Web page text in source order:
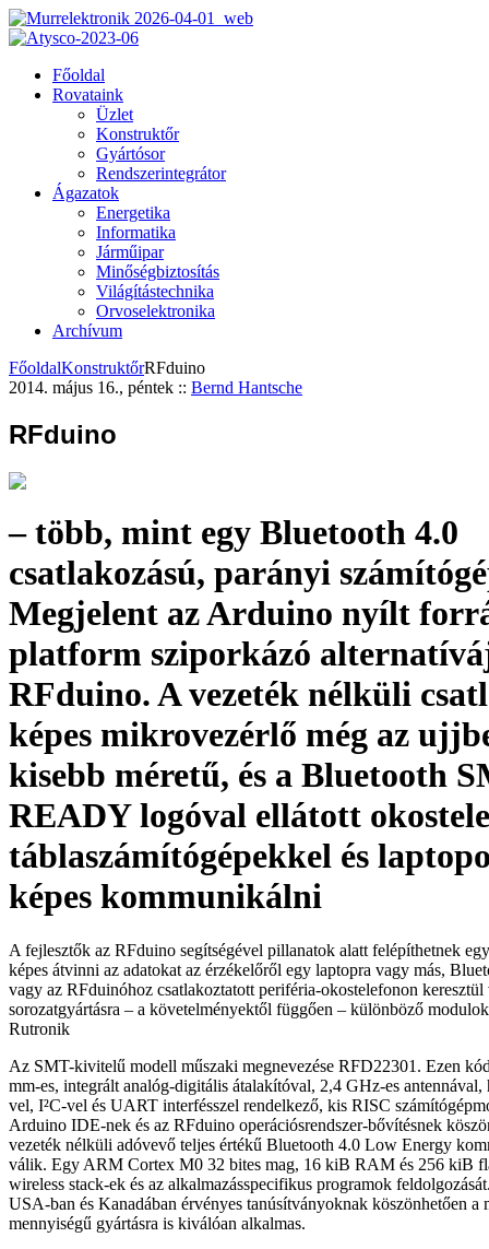
Főoldal
Rovataink
Üzlet
Konstruktőr
Gyártósor
Rendszerintegrátor
Ágazatok
Energetika
Informatika
Járműipar
Minőségbiztosítás
Világítástechnika
Orvoselektronika
Archívum
FőoldalKonstruktőrRFduino
2014. május 16., péntek :: Bernd Hantsche
RFduino
– több, mint egy Bluetooth 4.0
csatlakozású, parányi
Megjelent az Arduino nyílt
platform sziporkázó
RFduino. A vezeték nélküli
képes mikrovezérlő még az
kisebb méretű, és a Bluetooth
READY logóval ellátott
táblaszámítógépekkel és
képes kommunikálni
A fejlesztők az RFduino segítségével pillanatok alatt felépíthetnek
képes átvinni az adatokat az érzékelőről egy laptopra vagy más,
vagy az RFduinóhoz csatlakoztatott periféria-okostelefonon keresztül
sorozatgyártásra – a követelményektől függően – különböző
Rutronik
Az SMT-kivitelű modell műszaki megnevezése RFD22301. Ezen
mm-es, integrált analóg-digitális átalakítóval, 2,4 GHz-es
vel, I²C-vel és UART interfésszel rendelkező, kis RISC
Arduino IDE-nek és az RFduino operációsrendszer-bővítésnek
vezeték nélküli adóvevő teljes értékű Bluetooth 4.0 Low Energy
válik. Egy ARM Cortex M0 32 bites mag, 16 kiB RAM és 256 kiB
wireless stack-ek és az alkalmazásspecifikus programok
USA-ban és Kanadában érvényes tanúsítványoknak köszönhetően a
mennyiségű gyártásra is kiválóan alkalmas.